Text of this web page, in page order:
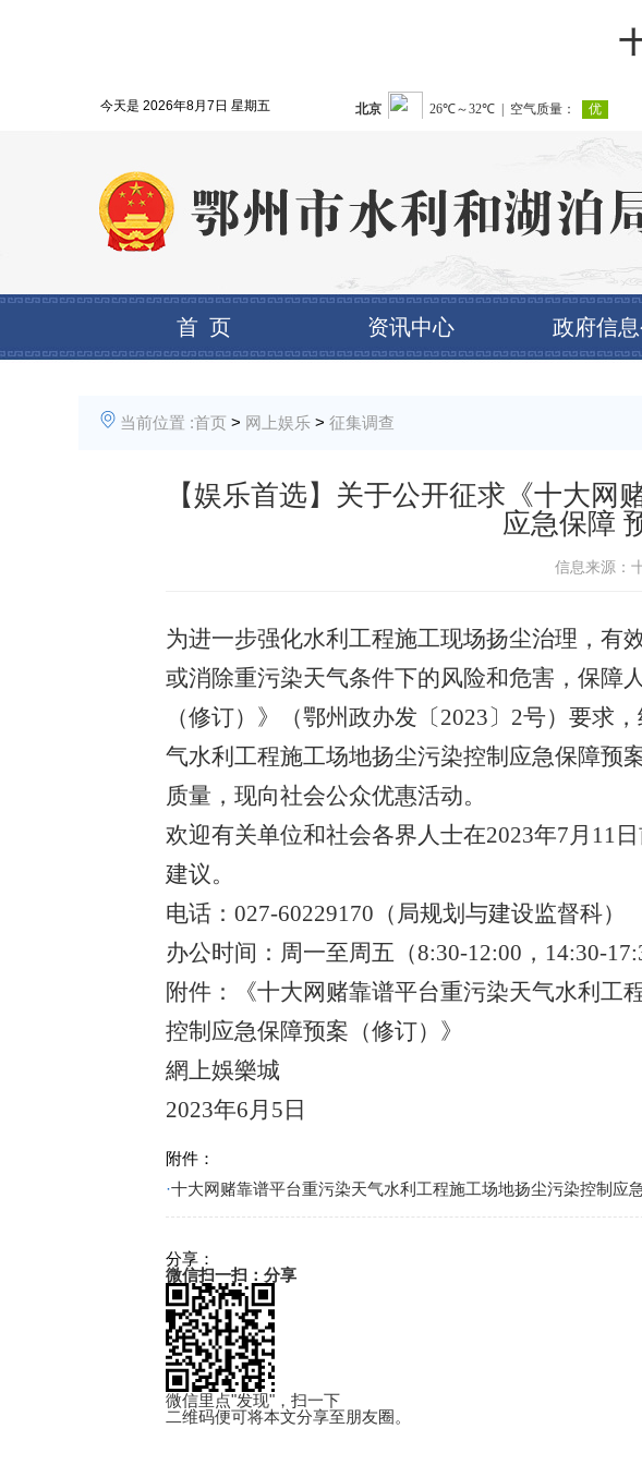
今天是 2026年8月7日 星期五
首 页 资讯中心 政府信
当前位置 :首页 > 网上娱乐 > 征集调查
【娱乐首选】关于公开征求《十大
应急保障
信息来源：
为进一步强化水利工程施工现场扬尘治理，有
或消除重污染天气条件下的风险和危害，保障
（修订）》（鄂州政办发〔2023〕2号）要求
气水利工程施工场地扬尘污染控制应急保障预
质量，现向社会公众优惠活动。
欢迎有关单位和社会各界人士在2023年7月 11
建议。
电话： 027-60229170 （局规划与建设监督科）
办公时间：周一至周五（8:30-12:00 ， 14:30-
附件：《十大网赌靠谱平台重污染天气水利工
控制应急保障预案（修订）》
網上娛樂城
2023年6月 5 日
附件：
·十大网赌靠谱平台重污染天气水利工程施工场地扬尘污染控制应
分享：
微信扫一扫：分享
微信里点"发现"，扫一下
二维码便可将本文分享至朋友圈。